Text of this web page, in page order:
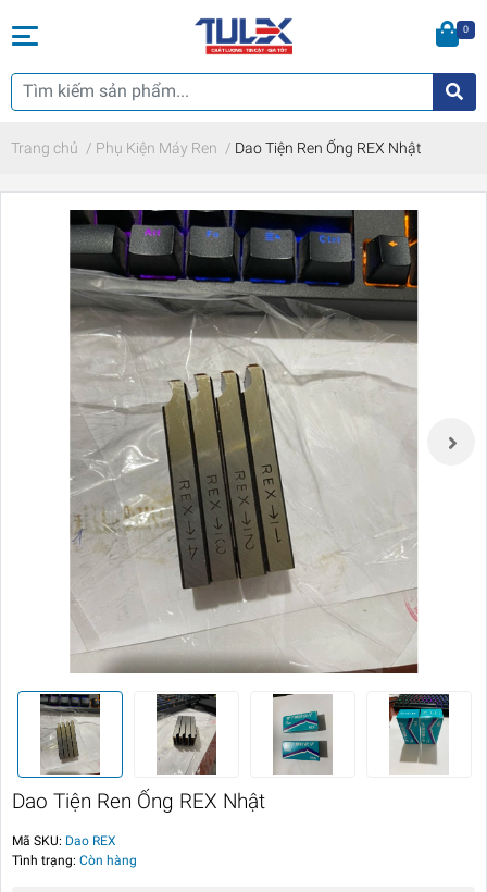
0
Trang chủ / Phụ Kiện Máy Ren / Dao Tiện Ren Ống REX Nhật
Dao Tiện Ren Ống REX Nhật
Mã SKU: Dao REX
Tình trạng: Còn hàng